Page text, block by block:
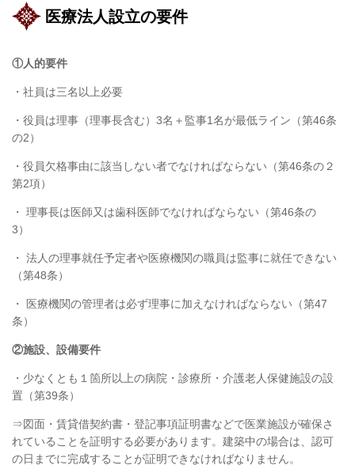
医療法人設立の要件
①人的要件
・社員は三名以上必要
・役員は理事（理事長含む） 3名＋監事1名が最低ライン（第46条
の2）
・役員欠格事由に該当しない者でなければならない（第46条の２
第2項）
・ 理事長は医師又は歯科医師でなければならない（第46条の
3）
・ 法人の理事就任予定者や医療機関の職員は監事に就任できない
（第48条）
・ 医療機関の管理者は必ず理事に加えなければならない（第47
条）
②施設、設備要件
・少なくとも１箇所以上の病院・診療所・介護老人保健施設の設
置（第39条）
⇒図面・賃貸借契約書・登記事項証明書などで医業施設が確保さ
れていることを証明する必要があります。建築中の場合は、認可
の日までに完成することが証明できなければなりません。